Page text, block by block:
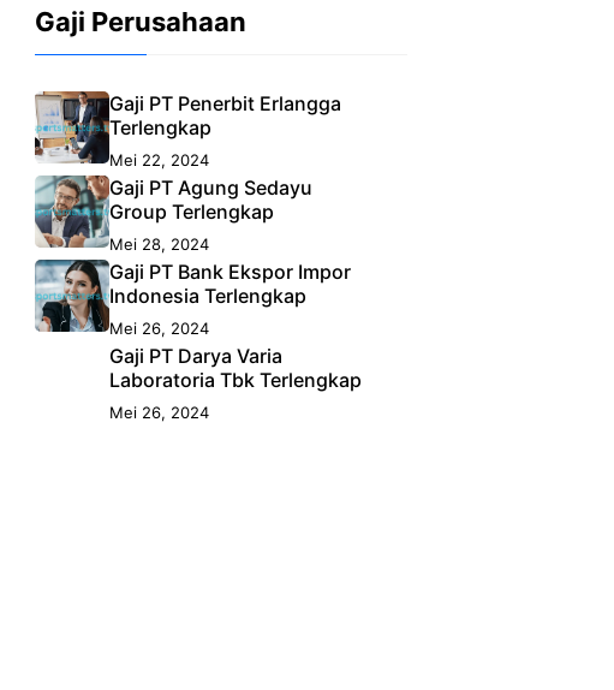
Gaji Perusahaan
Gaji PT Penerbit Erlangga
Terlengkap
Mei 22, 2024
Gaji PT Agung Sedayu
Group Terlengkap
Mei 28, 2024
Gaji PT Bank Ekspor Impor
Indonesia Terlengkap
Mei 26, 2024
Gaji PT Darya Varia
Laboratoria Tbk Terlengkap
Mei 26, 2024